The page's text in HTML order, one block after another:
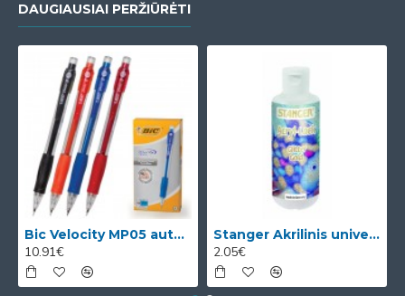
DAUGIAUSIAI PERŽIŪRĖTI
Bic Velocity MP05 automatinis pieštukas su 3 x 0.5mm HB grafitais (dėžutėje 12vnt. skirtingomis korp
10.91€
Stanger Akrilinis universalus lakas, žvilgančio aukso efektas, 82 ml, 1 vnt KI12780A
2.05€